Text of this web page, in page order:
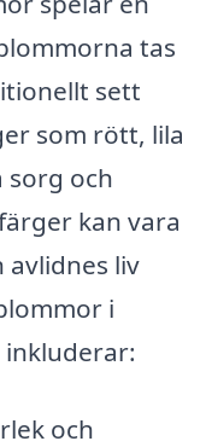
tas
sett
som rött, lila
sorg och
kan vara
avlidnes liv
i
och